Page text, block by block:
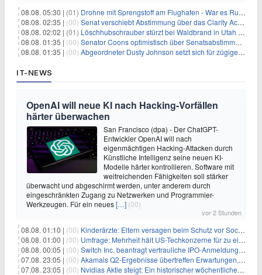
08.08. 05:30 | (01) Drohne mit Sprengstoff am Flughafen - War es Russland?
08.08. 02:35 | (00) Senat verschiebt Abstimmung über das Clarity Act: Auswirkungen auf Unternehmen und das Vertrauen der Investoren
08.08. 02:02 | (01) Löschhubschrauber stürzt bei Waldbrand in Utah ab
08.08. 01:35 | (00) Senator Coons optimistisch über Senatsabstimmungen angesichts von Finanzierungsbedenken
08.08. 01:35 | (00) Abgeordneter Dusty Johnson setzt sich für zügige Regierungsfinanzierung angesichts von Shutdown-Risiken ein
IT-NEWS
OpenAI will neue KI nach Hacking-Vorfällen
härter überwachen
San Francisco (dpa) - Der ChatGPT-
Entwickler OpenAI will nach
eigenmächtigen Hacking-Attacken durch
Künstliche Intelligenz seine neuen KI-
Modelle härter kontrollieren. Software mit
weitreichenden Fähigkeiten soll stärker
überwacht und abgeschirmt werden, unter anderem durch
eingeschränkten Zugang zu Netzwerken und Programmier-
Werkzeugen. Für ein neues[…] (00)
vor 2 Stunden
08.08. 01:10 | (00) Kinderärzte: Eltern versagen beim Schutz vor Social Media
08.08. 01:00 | (00) Umfrage: Mehrheit hält US-Techkonzerne für zu einflussreich
08.08. 00:05 | (00) Switch Inc. beantragt vertrauliche IPO-Anmeldung im Zuge des AI-Booms
07.08. 23:05 | (00) Akamais Q2-Ergebnisse übertreffen Erwartungen, doch Aktien fallen: Ein tieferer Blick
07.08. 23:05 | (00) Nvidias Aktie steigt: Ein historischer wöchentlicher Anstieg, getrieben von Innovation und Marktnachfrage